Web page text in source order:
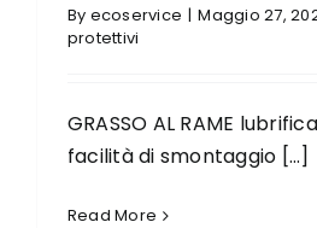
By ecoservice | Maggio 27,
protettivi
GRASSO AL RAME
facilità di smontaggio [...]
Read More